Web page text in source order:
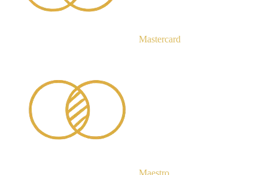
Mastercard
Maestro